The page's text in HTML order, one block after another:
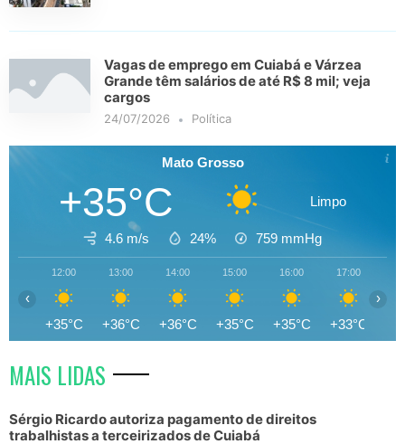
Vagas de emprego em Cuiabá e Várzea
Grande têm salários de até R$ 8 mil; veja
cargos
24/07/2026 Política
Mato Grosso
+35°C Limpo
4.6 m/s 24% 759 mmHg
12:00
+35°C
13:00
+36°C
14:00
+36°C
15:00
+35°C
16:00
+35°C
17:00
+33°C
‹ ›
MAIS LIDAS
Sérgio Ricardo autoriza pagamento de direitos
trabalhistas a terceirizados de Cuiabá